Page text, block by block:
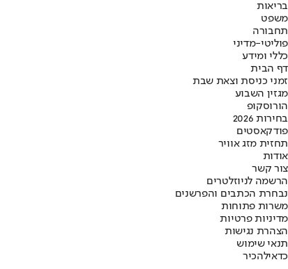
בריאות
משפט
תחבורה
פוליטי-מדיני
כללי ומידע
דף הבית
זמני כניסת וצאת שבת
מגזין השבוע
הורוסקופ
בחירות 2026
פודקאסטים
תחזית מזג אוויר
אודות
צור קשר
הרשמה לניוזלטרים
נבחרת הכתבים והפרשנים
משרות פתוחות
מדיניות פרטיות
הצהרת נגישות
תנאי שימוש
כדאילהכיר